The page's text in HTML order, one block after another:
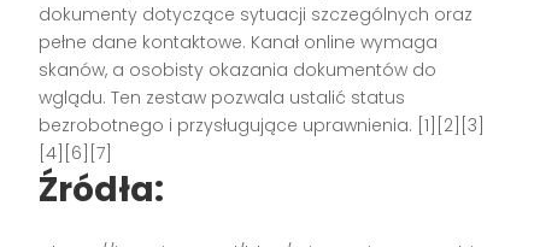
dokumenty dotyczące sytuacji szczególnych oraz
pełne dane kontaktowe. Kanał online wymaga
skanów, a osobisty okazania dokumentów do
wglądu. Ten zestaw pozwala ustalić status
bezrobotnego i przysługujące uprawnienia. [1][2][3]
[4][6][7]
Źródła: